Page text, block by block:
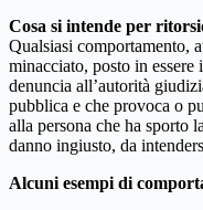
Cosa si intende per
Qualsiasi comportamento,
minacciato, posto in essere
denuncia all’autorità
pubblica e che provoca o
alla persona che ha sporto
danno ingiusto, da
Alcuni esempi di